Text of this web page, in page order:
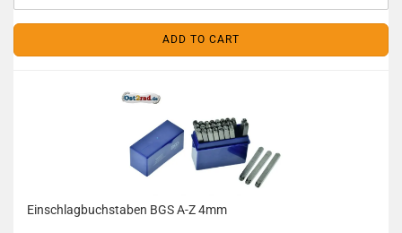
ADD TO CART
Einschlagbuchstaben BGS A-Z 4mm